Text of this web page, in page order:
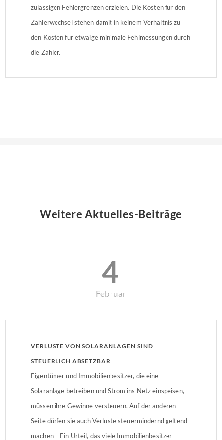
zulässigen Fehlergrenzen erzielen. Die Kosten für den
Zählerwechsel stehen damit in keinem Verhältnis zu
den Kosten für etwaige minimale Fehlmessungen durch
die Zähler.
Weitere Aktuelles-Beiträge
4
Februar
VERLUSTE VON SOLARANLAGEN SIND
STEUERLICH ABSETZBAR
Eigentümer und Immobilienbesitzer, die eine
Solaranlage betreiben und Strom ins Netz einspeisen,
müssen ihre Gewinne versteuern. Auf der anderen
Seite dürfen sie auch Verluste steuermindernd geltend
machen – Ein Urteil, das viele Immobilienbesitzer